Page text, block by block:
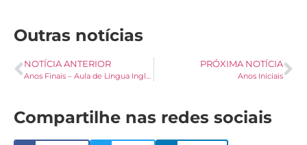
Outras notícias
NOTÍCIA ANTERIOR
Anos Finais – Aula de Língua Inglesa
PRÓXIMA NOTÍCIA
Anos Iniciais
Compartilhe nas redes sociais